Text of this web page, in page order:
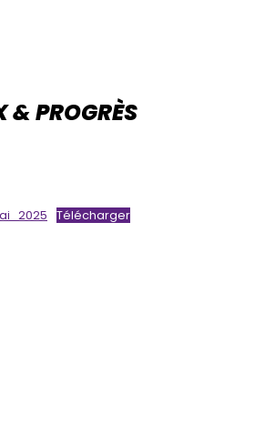
& PROGRÈS
Télécharger